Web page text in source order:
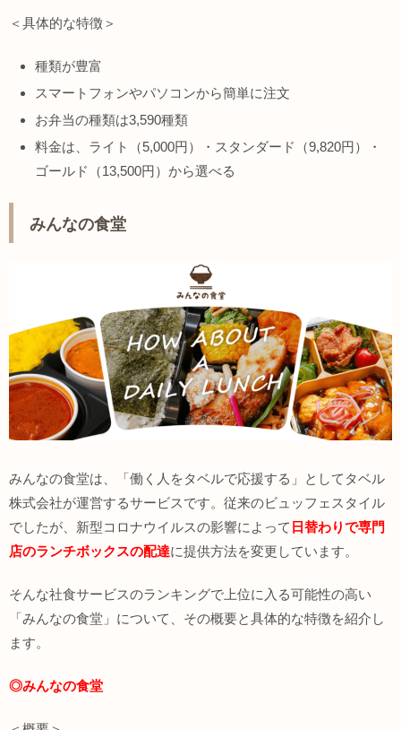
＜具体的な特徴＞
種類が豊富
スマートフォンやパソコンから簡単に注文
お弁当の種類は3,590種類
料金は、ライト（5,000円）・スタンダード（9,820円）・
ゴールド（13,500円）から選べる
みんなの食堂
みんなの食堂は、「働く人をタベルで応援する」としてタベル
株式会社が運営するサービスです。従来のビュッフェスタイル
でしたが、新型コロナウイルスの影響によって 日替わりで専門
店のランチボックスの配達に提供方法を変更しています。
そんな社食サービスのランキングで上位に入る可能性の高い
「みんなの食堂」について、その概要と具体的な特徴を紹介し
ます。
◎みんなの食堂